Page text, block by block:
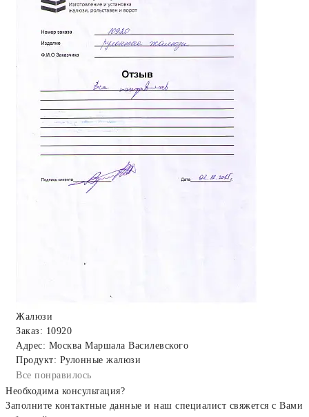
Жалюзи
Заказ: 10920
Адрес: Москва Маршала Василевского
Продукт: Рулонные жалюзи
Все понравилось
Необходима консультация?
Заполните контактные данные и наш специалист свяжется с Вами